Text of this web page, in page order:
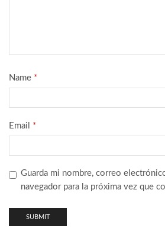
Name *
Email *
Guarda mi nombre, correo
navegador para la próxima vez que